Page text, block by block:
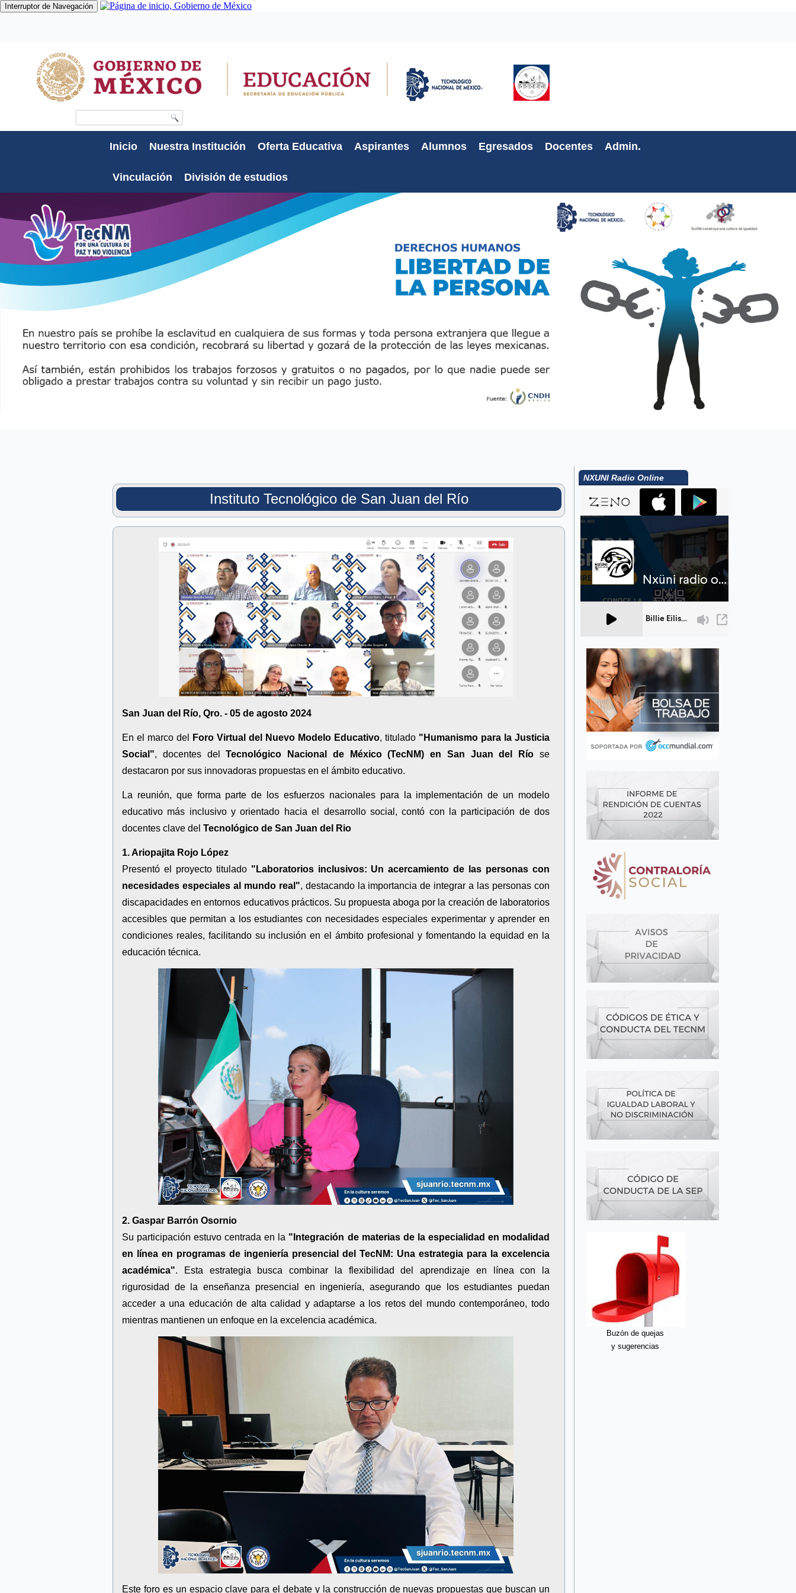
Interruptor de Navegación
Inicio Nuestra Institución Oferta Educativa Aspirantes Alumnos Egresados Docentes Admin.
Vinculación División de estudios
Instituto Tecnológico de San Juan del Río
San Juan del Río, Qro. - 05 de agosto 2024
En el marco del Foro Virtual del Nuevo Modelo Educativo, titulado "Humanismo para la Justicia
Social", docentes delTecnológico Nacional de México (TecNM) en San Juan del Río se
destacaron por sus innovadoras propuestas en el ámbito educativo.
La reunión, que forma parte de los esfuerzos nacionales para la implementación de un modelo
educativo más inclusivo y orientado hacia el desarrollo social, contó con la participación de dos
docentes clave del Tecnológico de San Juan del Rio
1. Ariopajita Rojo López
Presentó el proyecto titulado "Laboratorios inclusivos: Un acercamiento de las personas con
necesidades especiales al mundo real", destacando la importancia de integrar a las personas con
discapacidades en entornos educativos prácticos. Su propuesta aboga por la creación de laboratorios
accesibles que permitan a los estudiantes con necesidades especiales experimentar y aprender en
condiciones reales, facilitando su inclusión en el ámbito profesional y fomentando la equidad en la
educación técnica.
2. Gaspar Barrón Osornio
Su participación estuvo centrada en la "Integración de materias de la especialidad en modalidad
en línea en programas de ingeniería presencial del TecNM: Una estrategia para la excelencia
académica". Esta estrategia busca combinar la flexibilidad del aprendizaje en línea con la
rigurosidad de la enseñanza presencial en ingeniería, asegurando que los estudiantes puedan
acceder a una educación de alta calidad y adaptarse a los retos del mundo contemporáneo, todo
mientras mantienen un enfoque en la excelencia académica.
Este foro es un espacio clave para el debate y la construcción de nuevas propuestas que buscan un
NXUNI Radio Online
Buzón de quejas
y sugerencias